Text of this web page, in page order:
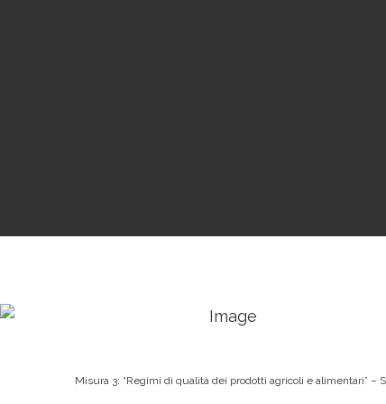
Misura 3: “Regimi di qualità dei prodotti agricoli e alimentari”